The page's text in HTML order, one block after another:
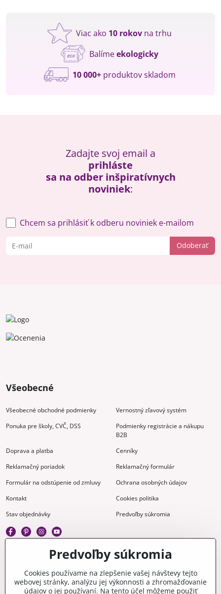
Viac ako 10 rokov na trhu
Balímeekologicky
10 000+produktov skladom
Zadajte svoj email a
prihláste
sa na odber inšpiratívnych
noviniek:
Odoberať
Chcem sa prihlásiť k odberu noviniek e-mailom
Všeobecné
Všeobecné obchodné podmienky
Vernostný zľavový systém
Ponuka pre školy, CVČ, DSS
Podmienky registrácie a nákupu
B2B
Doprava a platba
Cenníky
Reklamačný poriadok
Reklamačný formulár
Formulár na odstúpenie od zmluvy
Ochrana osobných údajov
Kontakt
Cookies politika
Stav objednávky
Predvoľby súkromia
Gravírovanie Materiály na stiahnutie
Predvoľby súkromia
Cookies používame na zlepšenie vašej návštevy tejto
webovej stránky, analýzu jej výkonnosti a zhromažďovanie
údajov o jej používaní. Na tento účel môžeme použiť